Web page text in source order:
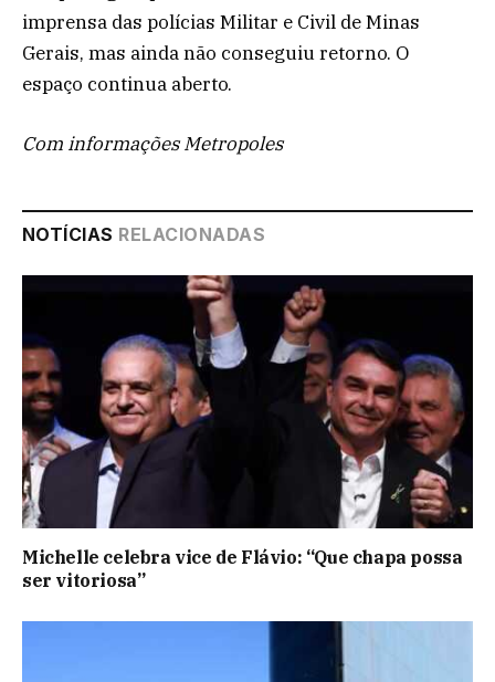
imprensa das polícias Militar e Civil de Minas
Gerais, mas ainda não conseguiu retorno. O
espaço continua aberto.
Com informações Metropoles
NOTÍCIAS RELACIONADAS
Michelle celebra vice de Flávio: “Que chapa possa
ser vitoriosa”